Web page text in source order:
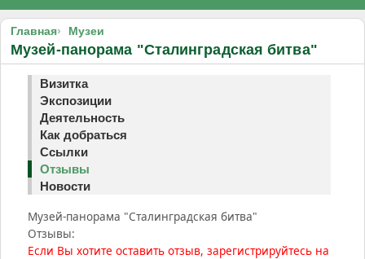
Главная Музеи
Музей-панорама "Сталинградская битва"
Визитка
Экспозиции
Деятельность
Как добраться
Ссылки
Отзывы
Новости
Музей-панорама "Сталинградская битва"
Отзывы:
Если Вы хотите оставить отзыв, зарегистрируйтесь на